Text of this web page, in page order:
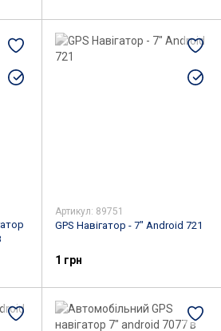
Артикул: 89751
GPS Навігатор - 7" Android 721
1 грн